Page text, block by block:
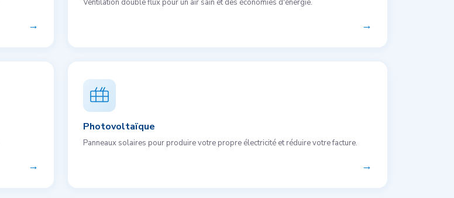
→
Ventilation double flux pour un air sain et des économies d'énergie.
→
→
Photovoltaïque
Panneaux solaires pour produire votre propre électricité et réduire votre facture.
→